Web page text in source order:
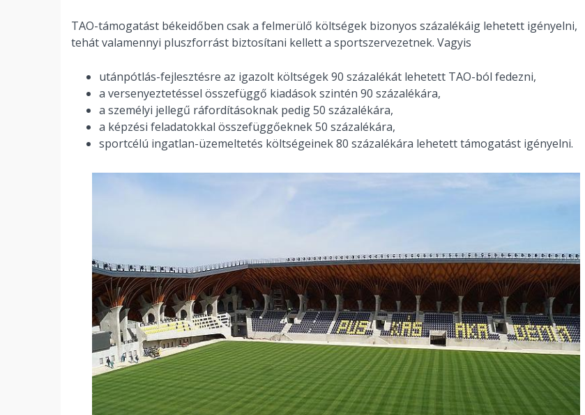
TAO-támogatást békeidőben csak a felmerülő költségek bizonyos százalékáig lehetett igényelni,
tehát valamennyi pluszforrást biztosítani kellett a sportszervezetnek. Vagyis
utánpótlás-fejlesztésre az igazolt költségek 90 százalékát lehetett TAO-ból fedezni,
a versenyeztetéssel összefüggő kiadások szintén 90 százalékára,
a személyi jellegű ráfordításoknak pedig 50 százalékára,
a képzési feladatokkal összefüggőeknek 50 százalékára,
sportcélú ingatlan-üzemeltetés költségeinek 80 százalékára lehetett támogatást igényelni.